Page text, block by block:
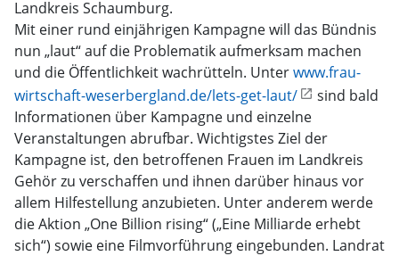
Landkreis Schaumburg.
Mit einer rund einjährigen Kampagne will das Bündnis
nun „laut“ auf die Problematik aufmerksam machen
und die Öffentlichkeit wachrütteln. Unterwww.frau-
wirtschaft-weserbergland.de/lets-get-laut/
sind bald
Informationen über Kampagne und einzelne
Veranstaltungen abrufbar. Wichtigstes Ziel der
Kampagne ist, den betroffenen Frauen im Landkreis
Gehör zu verschaffen und ihnen darüber hinaus vor
allem Hilfestellung anzubieten. Unter anderem werde
die Aktion „One Billion rising“ („Eine Milliarde erhebt
sich“) sowie eine Filmvorführung eingebunden. Landrat